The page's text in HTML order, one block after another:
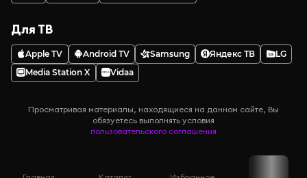
Для ТВ
Apple TV Android TV Samsung Яндекс ТВ
LG
Media Station X
Vidaa
Просматривая материалы, находящиеся на данном сайте, Вы
обязуетесь выполнять условия
пользовательского соглашения